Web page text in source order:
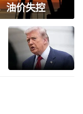
油价失控